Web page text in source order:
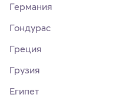
Германия
Гондурас
Греция
Грузия
Египет